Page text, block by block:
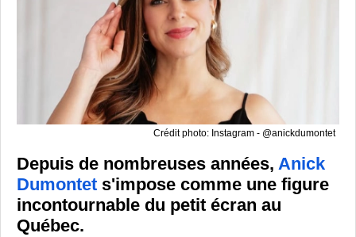
Crédit photo: Instagram - @anickdumontet
Depuis de nombreuses années, Anick
Dumontet s'impose comme une figure
incontournable du petit écran au
Québec.